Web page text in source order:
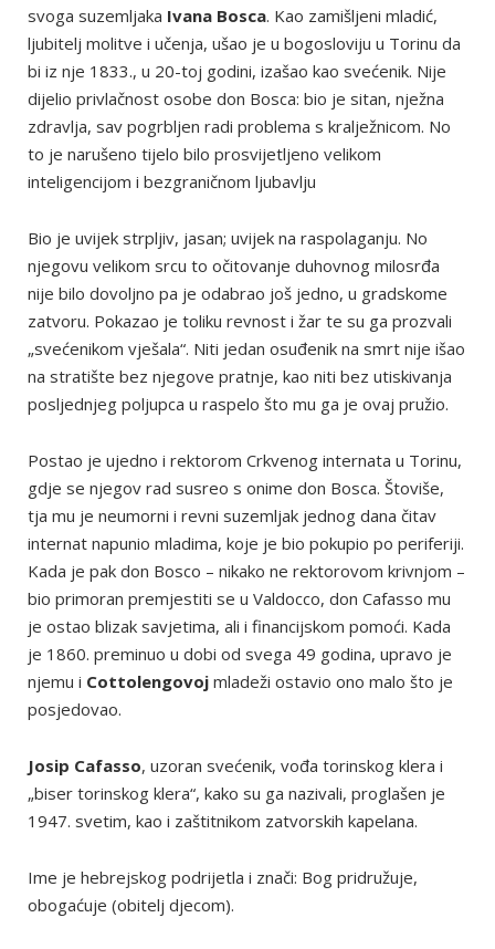
svoga suzemljaka Ivana Bosca. Kao zamišljeni mladić,
ljubitelj molitve i učenja, ušao je u bogosloviju u Torinu da
bi iz nje 1833., u 20-toj godini, izašao kao svećenik. Nije
dijelio privlačnost osobe don Bosca: bio je sitan, nježna
zdravlja, sav pogrbljen radi problema s kralježnicom. No
to je narušeno tijelo bilo prosvijetljeno velikom
inteligencijom i bezgraničnom ljubavlju
Bio je uvijek strpljiv, jasan; uvijek na raspolaganju. No
njegovu velikom srcu to očitovanje duhovnog milosrđa
nije bilo dovoljno pa je odabrao još jedno, u gradskome
zatvoru. Pokazao je toliku revnost i žar te su ga prozvali
„svećenikom vješala“. Niti jedan osuđenik na smrt nije išao
na stratište bez njegove pratnje, kao niti bez utiskivanja
posljednjeg poljupca u raspelo što mu ga je ovaj pružio.
Postao je ujedno i rektorom Crkvenog internata u Torinu,
gdje se njegov rad susreo s onime don Bosca. Štoviše,
tja mu je neumorni i revni suzemljak jednog dana čitav
internat napunio mladima, koje je bio pokupio po periferiji.
Kada je pak don Bosco – nikako ne rektorovom krivnjom –
bio primoran premjestiti se u Valdocco, don Cafasso mu
je ostao blizak savjetima, ali i financijskom pomoći. Kada
je 1860. preminuo u dobi od svega 49 godina, upravo je
njemu i Cottolengovoj mladeži ostavio ono malo što je
posjedovao.
Josip Cafasso, uzoran svećenik, vođa torinskog klera i
„biser torinskog klera“, kako su ga nazivali, proglašen je
1947. svetim, kao i zaštitnikom zatvorskih kapelana.
Ime je hebrejskog podrijetla i znači: Bog pridružuje,
obogaćuje (obitelj djecom).